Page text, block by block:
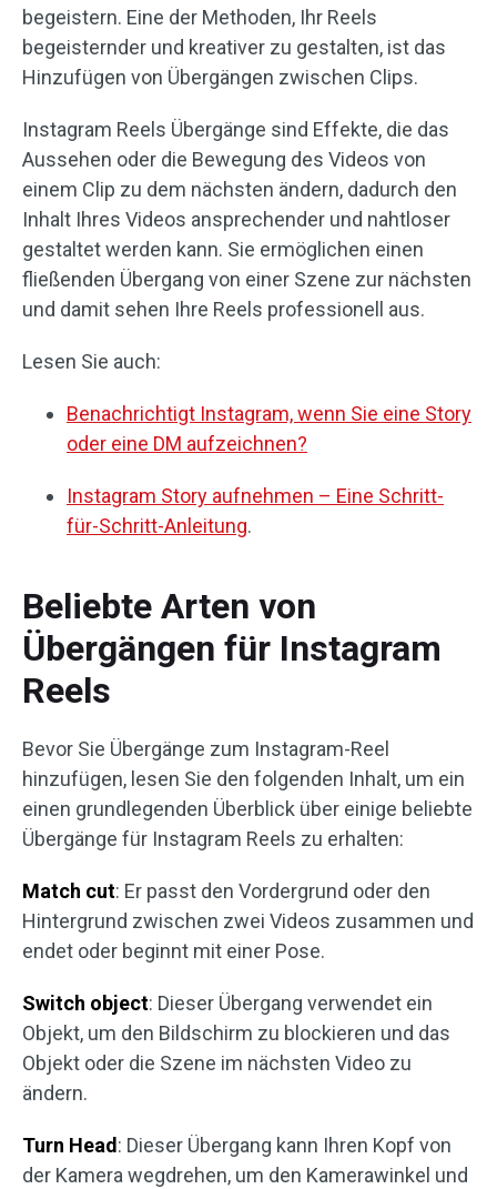
begeistern. Eine der Methoden, Ihr Reels
begeisternder und kreativer zu gestalten, ist das
Hinzufügen von Übergängen zwischen Clips.
Instagram Reels Übergänge sind Effekte, die das
Aussehen oder die Bewegung des Videos von
einem Clip zu dem nächsten ändern, dadurch den
Inhalt Ihres Videos ansprechender und nahtloser
gestaltet werden kann. Sie ermöglichen einen
fließenden Übergang von einer Szene zur nächsten
und damit sehen Ihre Reels professionell aus.
Lesen Sie auch:
Benachrichtigt Instagram, wenn Sie eine Story
oder eine DM aufzeichnen?
Instagram Story aufnehmen – Eine Schritt-
für-Schritt-Anleitung.
Beliebte Arten von
Übergängen für Instagram
Reels
Bevor Sie Übergänge zum Instagram-Reel
hinzufügen, lesen Sie den folgenden Inhalt, um ein
einen grundlegenden Überblick über einige beliebte
Übergänge für Instagram Reels zu erhalten:
Match cut: Er passt den Vordergrund oder den
Hintergrund zwischen zwei Videos zusammen und
endet oder beginnt mit einer Pose.
Switch object: Dieser Übergang verwendet ein
Objekt, um den Bildschirm zu blockieren und das
Objekt oder die Szene im nächsten Video zu
ändern.
Turn Head : Dieser Übergang kann Ihren Kopf von
der Kamera wegdrehen, um den Kamerawinkel und